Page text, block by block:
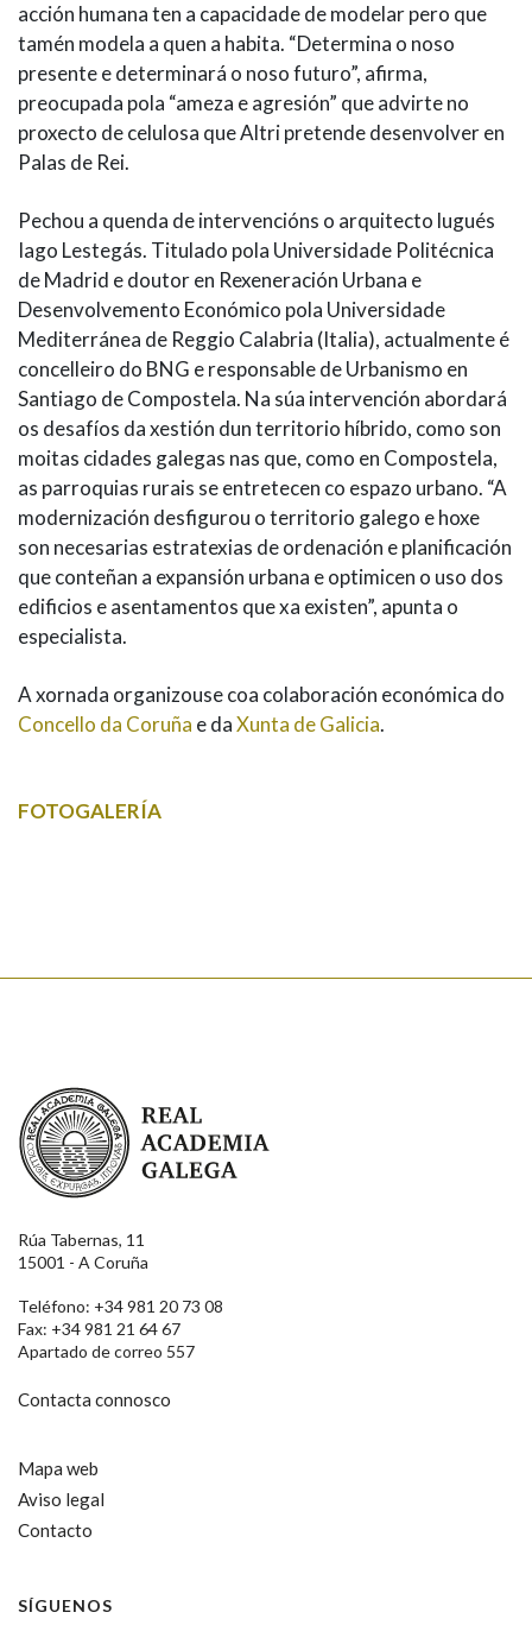
acción humana ten a capacidade de modelar pero que
tamén modela a quen a habita. “Determina o noso
presente e determinará o noso futuro”, afirma,
preocupada pola “ameza e agresión” que advirte no
proxecto de celulosa que Altri pretende desenvolver en
Palas de Rei.
Pechou a quenda de intervencións o arquitecto lugués
Iago Lestegás. Titulado pola Universidade Politécnica
de Madrid e doutor en Rexeneración Urbana e
Desenvolvemento Económico pola Universidade
Mediterránea de Reggio Calabria (Italia), actualmente é
concelleiro do BNG e responsable de Urbanismo en
Santiago de Compostela. Na súa intervención abordará
os desafíos da xestión dun territorio híbrido, como son
moitas cidades galegas nas que, como en Compostela,
as parroquias rurais se entretecen co espazo urbano. “A
modernización desfigurou o territorio galego e hoxe
son necesarias estratexias de ordenación e planificación
que conteñan a expansión urbana e optimicen o uso dos
edificios e asentamentos que xa existen”, apunta o
especialista.
A xornada organizouse coa colaboración económica do
Concello da Coruña e daXunta de Galicia.
FOTOGALERÍA
Real Academia Galega
Rúa Tabernas, 11
15001 - A Coruña
Teléfono: +34 981 20 73 08
Fax: +34 981 21 64 67
Apartado de correo 557
Contacta connosco
Mapa web
Aviso legal
Contacto
SÍGUENOS